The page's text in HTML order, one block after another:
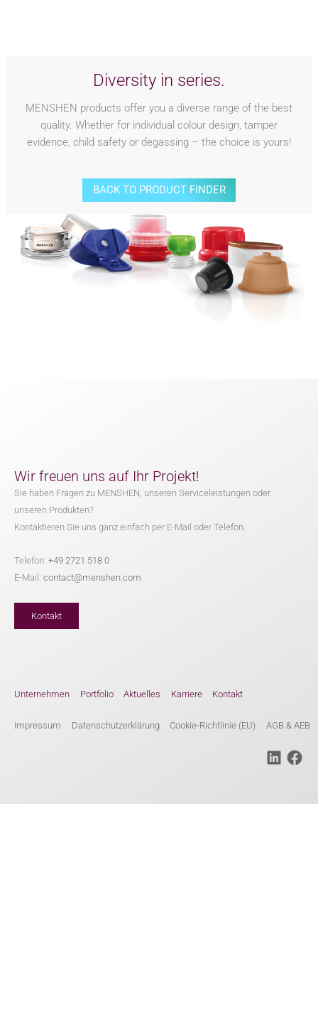
Diversity in series.
MENSHEN products offer you a diverse range of the best
quality. Whether for individual colour design, tamper
evidence, child safety or degassing – the choice is yours!
BACK TO PRODUCT FINDER
Wir freuen uns auf Ihr Projekt!
Sie haben Fragen zu MENSHEN, unseren Serviceleistungen oder
unseren Produkten?
Kontaktieren Sie uns ganz einfach per E-Mail oder Telefon.
Telefon: +49 2721 518 0
E-Mail: contact@menshen.com
Kontakt
Unternehmen Portfolio Aktuelles Karriere Kontakt
Impressum Datenschutzerklärung Cookie-Richtlinie (EU) AGB & AEB